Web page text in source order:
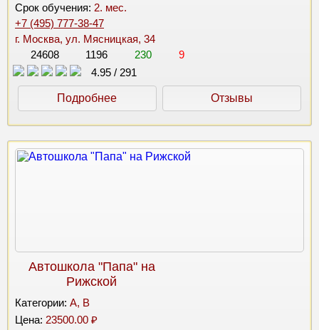
Срок обучения: 2. мес.
+7 (495) 777-38-47
г. Москва, ул. Мясницкая, 34
24608
1196 230
9
4.95 / 291
Подробнее Отзывы
Автошкола "Папа" на
Рижской
Категории: A, B
Цена: 23500.00 ₽